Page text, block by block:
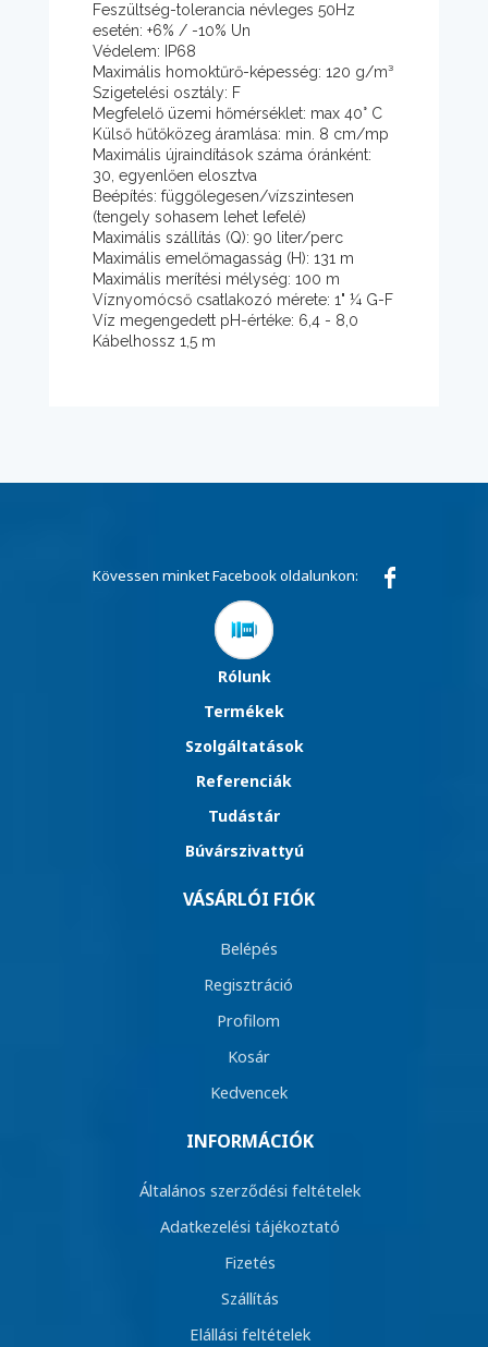
Feszültség-tolerancia névleges 50Hz
esetén: +6% / -10% Un
Védelem: IP68
Maximális homoktűrő-képesség: 120 g/m³
Szigetelési osztály: F
Megfelelő üzemi hőmérséklet: max 40° C
Külső hűtőközeg áramlása: min. 8 cm/mp
Maximális újraindítások száma óránként:
30, egyenlően elosztva
Beépítés: függőlegesen/vízszintesen
(tengely sohasem lehet lefelé)
Maximális szállítás (Q): 90 liter/perc
Maximális emelőmagasság (H): 131 m
Maximális merítési mélység: 100 m
Víznyomócső csatlakozó mérete: 1" ¼ G-F
Víz megengedett pH-értéke: 6,4 - 8,0
Kábelhossz 1,5 m
Kövessen minket Facebook oldalunkon:
Rólunk
Termékek
Szolgáltatások
Referenciák
Tudástár
Búvárszivattyú
VÁSÁRLÓI FIÓK
Belépés
Regisztráció
Profilom
Kosár
Kedvencek
INFORMÁCIÓK
Általános szerződési feltételek
Adatkezelési tájékoztató
Fizetés
Szállítás
Elállási feltételek